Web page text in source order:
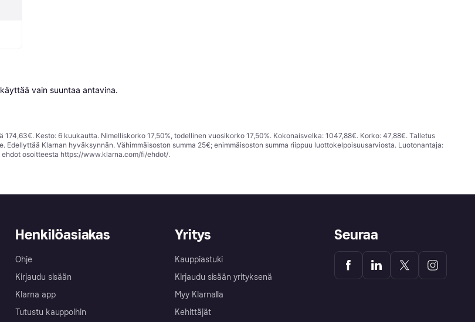
vain suuntaa antavina.
Kesto: 6 kuukautta. Nimelliskorko 17,50%, todellinen vuosikorko 17,50%. Kokonaisvelka: 1047,88€. Korko: 47,88€. Talletus
Klarnan hyväksynnän. Vähimmäisoston summa 25€; enimmäisoston summa riippuu luottokelpoisuusarviosta. Luotonantaja:
osoitteesta https://www.klarna.com/fi/ehdot/.
Henkilöasiakas
Ohje
Kirjaudu sisään
Klarna app
Tutustu kauppoihin
Yritys
Kauppiastuki
Kirjaudu sisään yrityksenä
Myy Klarnalla
Kehittäjät
Seuraa